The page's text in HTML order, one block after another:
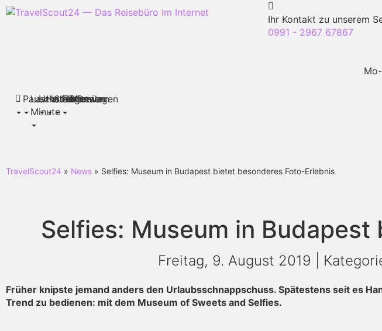
Ihr Kontakt zu unserem
0991 - 2967 67867
Pauschalreisen
Last
Minute
Urlaubsthemen
Hotels
Städtereisen
Flüge
Mietwagen
Deals
TravelScout24 » News » Selfies: Museum in Budapest bietet besonderes Foto-Erlebnis
Selfies: Museum in
Freitag, 9. August 2019 |
Früher knipste jemand anders den Urlaubsschnappschuss. Spätestens seit es
Trend zu bedienen: mit dem Museum of Sweets and Selfies.